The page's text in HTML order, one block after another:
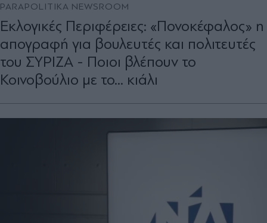
PARAPOLITIKA NEWSROOM
Εκλογικές Περιφέρειες: «Πονοκέφαλος» η
απογραφή για βουλευτές και πολιτευτές
του ΣΥΡΙΖΑ - Ποιοι βλέπουν το
Κοινοβούλιο με το... κιάλι